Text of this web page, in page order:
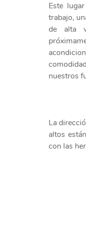
Este
trabajo,
de alta
nuestros
La
altos
con las